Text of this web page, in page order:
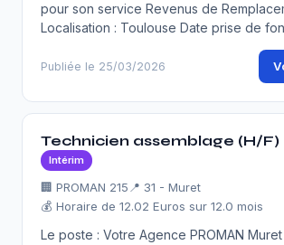
pour son service Revenus de
Localisation : Toulouse Date prise de
Publiée le 25/03/2026
Technicien assemblage (H/F)
Intérim
🏢 PROMAN 215 📍 31 - Muret
💰 Horaire de 12.02 Euros sur 12.0 mois
Le poste : Votre Agence PROMAN